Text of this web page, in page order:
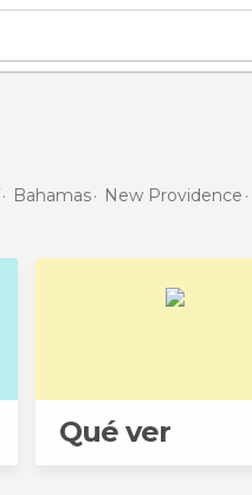
Bahamas New Providence
Qué ver